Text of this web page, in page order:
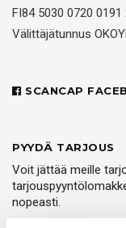
FI84 5030 0720 0191
Välittäjätunnus
SCANCAP
PYYDÄ TARJOUS
Voit jättää meille
nopeasti.